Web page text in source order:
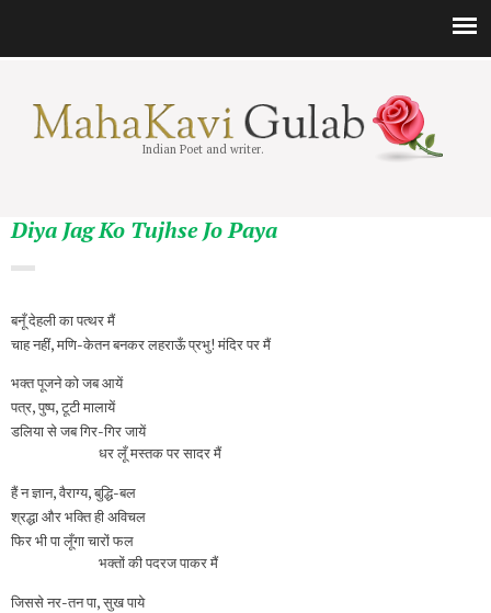
Indian Poet and writer.
Diya Jag Ko Tujhse Jo Paya
बनूँ देहली का पत्थर मैं
चाह नहीं, मणि-केतन बनकर लहराऊँ प्रभु! मंदिर पर मैं
भक्त पूजने को जब आयें
पत्र, पुष्प, टूटी मालायें
डलिया से जब गिर-गिर जायें
धर लूँ मस्तक पर सादर मैं
हैं न ज्ञान, वैराग्य, बुद्धि-बल
श्रद्धा और भक्ति ही अविचल
फिर भी पा लूँगा चारों फल
भक्तों की पदरज पाकर मैं
जिससे नर-तन पा, सुख पाये